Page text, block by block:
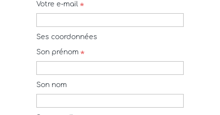
Votre e-mail
Ses coordonnées
Son prénom
Son nom